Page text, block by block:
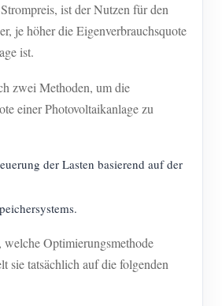
ist der Nutzen für den
je höher die Eigenverbrauchsquote
ist.
zwei Methoden, um die
einer Photovoltaikanlage zu
der Lasten basierend auf der
Optimierungsmethode
sie tatsächlich auf die folgenden